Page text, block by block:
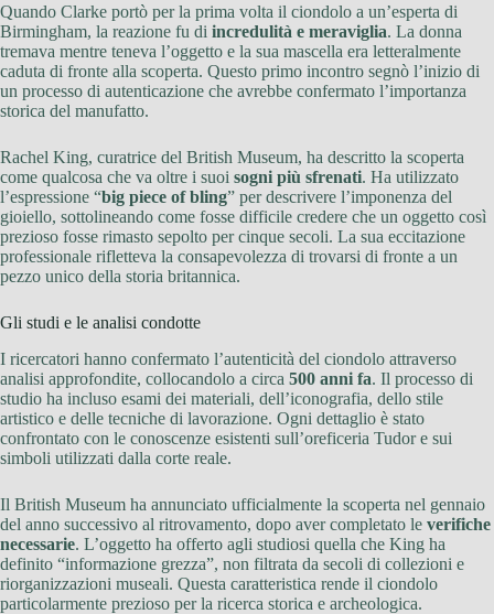
Quando Clarke portò per la prima volta il ciondolo a un’esperta di
Birmingham, la reazione fu di incredulità e meraviglia. La donna
tremava mentre teneva l’oggetto e la sua mascella era letteralmente
caduta di fronte alla scoperta. Questo primo incontro segnò l’inizio di
un processo di autenticazione che avrebbe confermato l’importanza
storica del manufatto.
Rachel King, curatrice del British Museum, ha descritto la scoperta
come qualcosa che va oltre i suoi sogni più sfrenati. Ha utilizzato
l’espressione “big piece of bling” per descrivere l’imponenza del
gioiello, sottolineando come fosse difficile credere che un oggetto così
prezioso fosse rimasto sepolto per cinque secoli. La sua eccitazione
professionale rifletteva la consapevolezza di trovarsi di fronte a un
pezzo unico della storia britannica.
Gli studi e le analisi condotte
I ricercatori hanno confermato l’autenticità del ciondolo attraverso
analisi approfondite, collocandolo a circa 500 anni fa. Il processo di
studio ha incluso esami dei materiali, dell’iconografia, dello stile
artistico e delle tecniche di lavorazione. Ogni dettaglio è stato
confrontato con le conoscenze esistenti sull’oreficeria Tudor e sui
simboli utilizzati dalla corte reale.
Il British Museum ha annunciato ufficialmente la scoperta nel gennaio
del anno successivo al ritrovamento, dopo aver completato le verifiche
necessarie. L’oggetto ha offerto agli studiosi quella che King ha
definito “informazione grezza”, non filtrata da secoli di collezioni e
riorganizzazioni museali. Questa caratteristica rende il ciondolo
particolarmente prezioso per la ricerca storica e archeologica.